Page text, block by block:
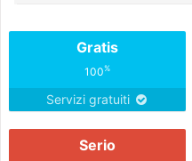
Gratis
100%
Servizi gratuiti
Serio